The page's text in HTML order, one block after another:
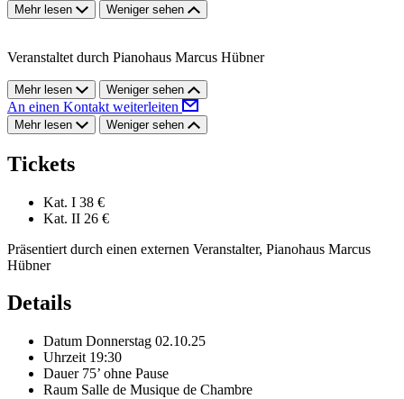
Mehr lesen Weniger sehen
Veranstaltet durch Pianohaus Marcus Hübner
Mehr lesen Weniger sehen
An einen Kontakt weiterleiten
Mehr lesen Weniger sehen
Tickets
Kat. I 38 €
Kat. II 26 €
Präsentiert durch einen externen Veranstalter, Pianohaus Marcus
Hübner
Details
Datum Donnerstag 02.10.25
Uhrzeit 19:30
Dauer 75’ ohne Pause
Raum Salle de Musique de Chambre